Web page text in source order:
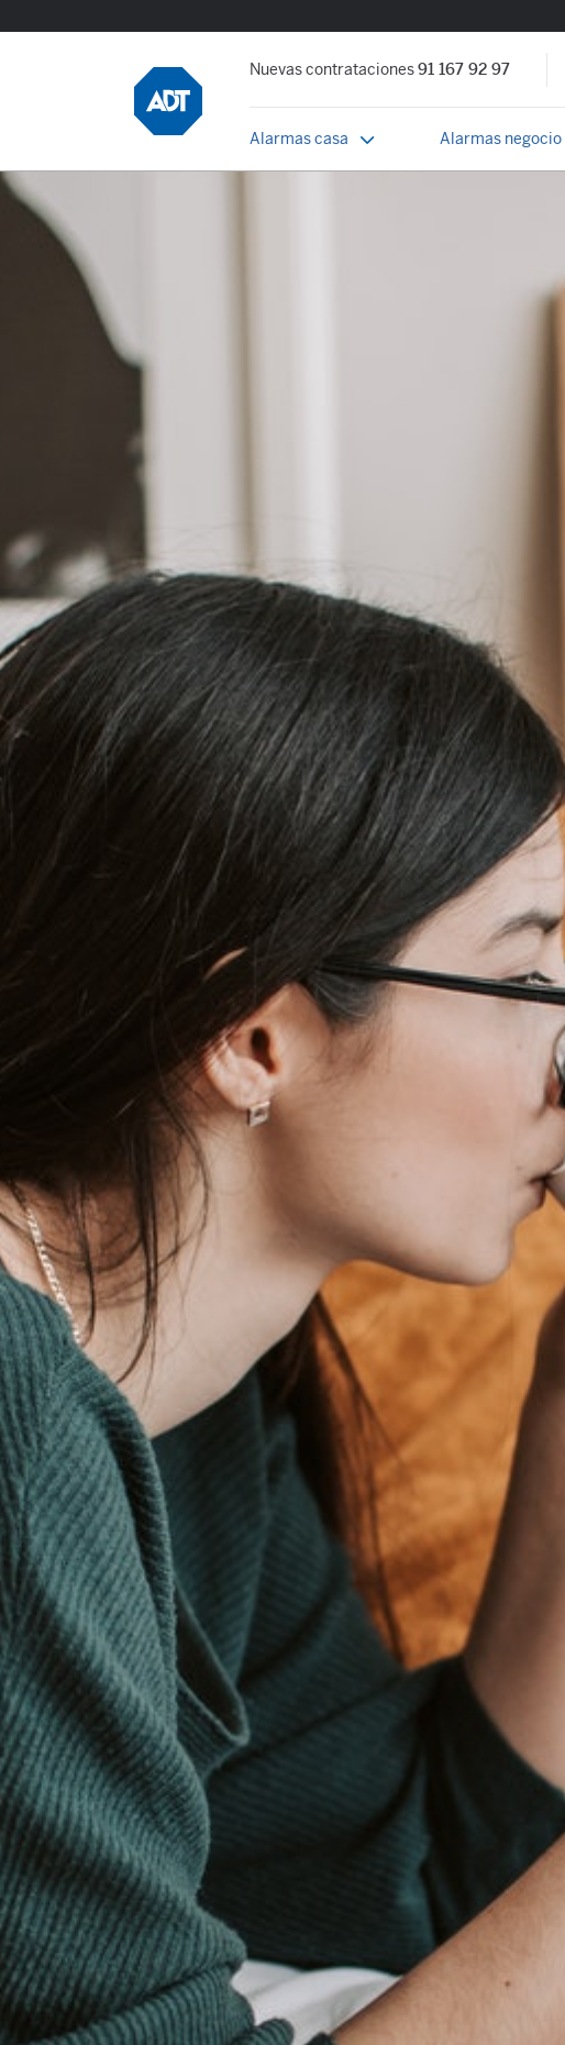
Nuevas contrataciones91 167 92 97
Alarmas casa Alarmas negocio